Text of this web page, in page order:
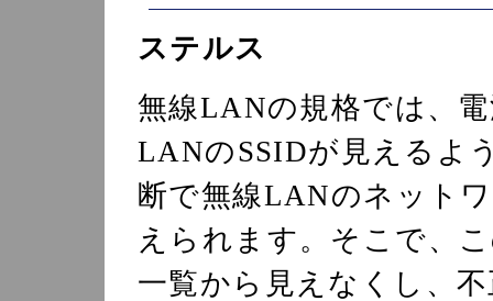
ステルス
無線LANの規格では、
LANのSSIDが見えるよ
断で無線LANのネット
えられます。そこで、
一覧から見えなくし、